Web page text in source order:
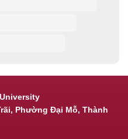
Phường Đại Mỗ, Thành